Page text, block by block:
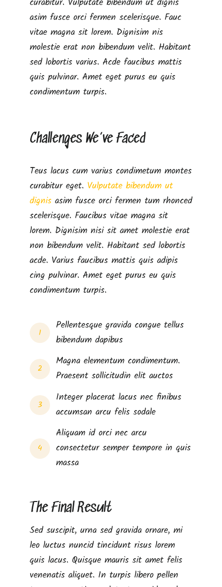
asim fusce orci fermen scelerisque. Fauc
vitae magna sit lorem. Dignisim nis
molestie erat non bibendum velit. Habitant
sed lobortis varius. Acde faucibus mattis
quis pulvinar. Amet eget purus eu quis
condimentum turpis.
Challenges We’ve Faced
Teus lacus cum varius condimetum montes
curabitur eget. Vulputate bibendum ut
dignisasim fusce orci fermen tum rhonced
scelerisque. Faucibus vitae magna sit
lorem. Dignisim nisi sit amet molestie erat
non bibendum velit. Habitant sed lobortis
acde. Varius faucibus mattis quis adipis
cing pulvinar. Amet eget purus eu quis
condimentum turpis.
1
Pellentesque gravida congue tellus
bibendum dapibus
2
Magna elementum condimentum.
Praesent sollicitudin elit auctos
3
Integer placerat lacus nec finibus
accumsan arcu felis sodale
4
Aliquam id orci nec arcu
consectetur semper tempore in quis
massa
The Final Result
Sed suscipit, urna sed gravida ornare, mi
leo luctus nuncid tincidunt risus lorem
quis lacus. Quisque mauris sit amet felis
venenatis aliquet. In turpis libero pellen
Inicio
El Grupo
Conciertos
Tienda
Contacto